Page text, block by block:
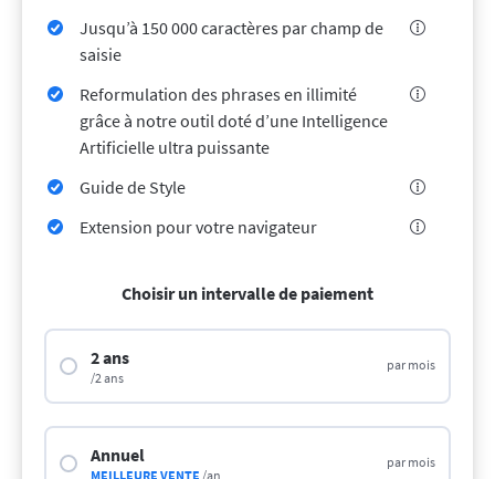
Blog
Recrutement
Aide
Politique de confidentialité
Conditions générales
Jusqu’à 150 000 caractères par champ de
saisie
Reformulation des phrases en illimité
grâce à notre outil doté d’une Intelligence
Artificielle ultra puissante
Guide de Style
Extension pour votre navigateur
Choisir un intervalle de paiement
2 ans
/2 ans
par mois
Annuel
MEILLEURE VENTE /an
par mois